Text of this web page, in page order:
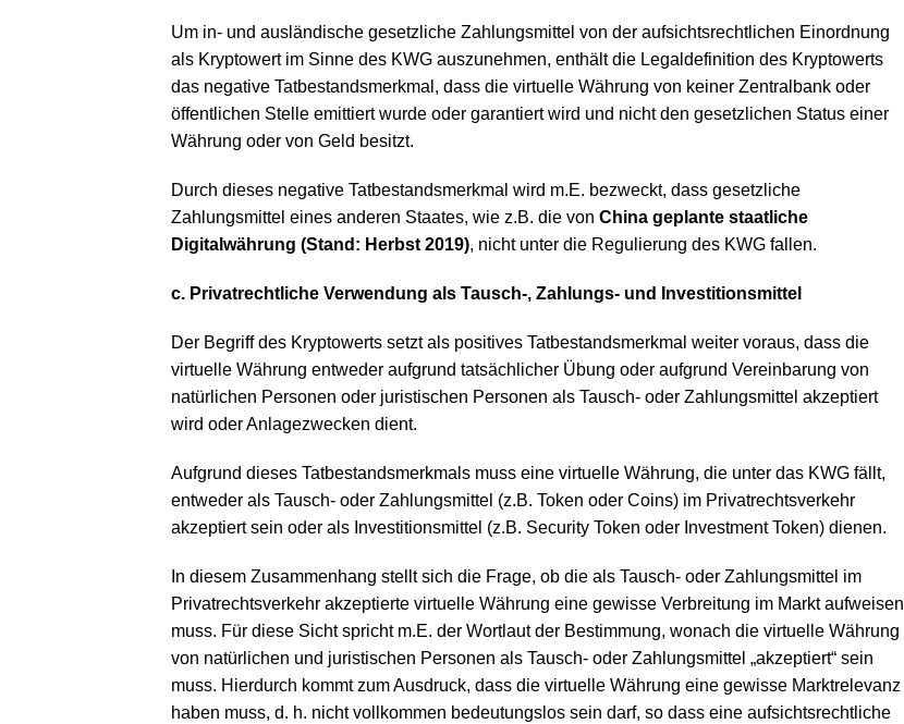
Um in- und ausländische gesetzliche Zahlungsmittel von der aufsichtsrechtlichen Einordnung
als Kryptowert im Sinne des KWG auszunehmen, enthält die Legaldefinition des Kryptowerts
das negative Tatbestandsmerkmal, dass die virtuelle Währung von keiner Zentralbank oder
öffentlichen Stelle emittiert wurde oder garantiert wird und nicht den gesetzlichen Status einer
Währung oder von Geld besitzt.
Durch dieses negative Tatbestandsmerkmal wird m.E. bezweckt, dass gesetzliche
Zahlungsmittel eines anderen Staates, wie z.B. die von China geplante staatliche
Digitalwährung (Stand: Herbst 2019), nicht unter die Regulierung des KWG fallen.
c. Privatrechtliche Verwendung als Tausch-, Zahlungs- und Investitionsmittel
Der Begriff des Kryptowerts setzt als positives Tatbestandsmerkmal weiter voraus, dass die
virtuelle Währung entweder aufgrund tatsächlicher Übung oder aufgrund Vereinbarung von
natürlichen Personen oder juristischen Personen als Tausch- oder Zahlungsmittel akzeptiert
wird oder Anlagezwecken dient.
Aufgrund dieses Tatbestandsmerkmals muss eine virtuelle Währung, die unter das KWG fällt,
entweder als Tausch- oder Zahlungsmittel (z.B. Token oder Coins) im Privatrechtsverkehr
akzeptiert sein oder als Investitionsmittel (z.B. Security Token oder Investment Token) dienen.
In diesem Zusammenhang stellt sich die Frage, ob die als Tausch- oder Zahlungsmittel im
Privatrechtsverkehr akzeptierte virtuelle Währung eine gewisse Verbreitung im Markt aufweisen
muss. Für diese Sicht spricht m.E. der Wortlaut der Bestimmung, wonach die virtuelle Währung
von natürlichen und juristischen Personen als Tausch- oder Zahlungsmittel „akzeptiert“ sein
muss. Hierdurch kommt zum Ausdruck, dass die virtuelle Währung eine gewisse Marktrelevanz
haben muss, d. h. nicht vollkommen bedeutungslos sein darf, so dass eine aufsichtsrechtliche